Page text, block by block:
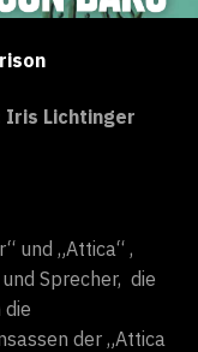
Iris Lichtinger
und „Attica“ ,
Sprecher, die
der „Attica